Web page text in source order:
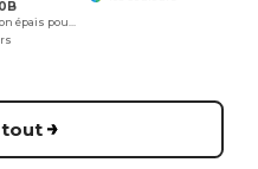
T-shirt en coton épais pour jeunes 8,8 oz